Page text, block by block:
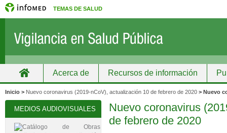
TEMAS DE SALUD
Acerca de Recursos de información
Grupos Recursos de información
Inicio > Nuevo coronavirus (2019-nCoV), actualización 10 de febrero de 2020 > Nuevo
Nuevo coronavirus
de febrero de 2020
MEDIOS AUDIOVISUALES